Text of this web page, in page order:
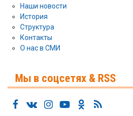
Наши новости
История
Структура
Контакты
О нас в СМИ
Мы в соцсетях & RSS